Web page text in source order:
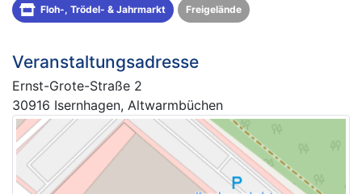
Floh-, Trödel- & Jahrmarkt Freigelände
Veranstaltungsadresse
Ernst-Grote-Straße 2
30916 Isernhagen, Altwarmbüchen